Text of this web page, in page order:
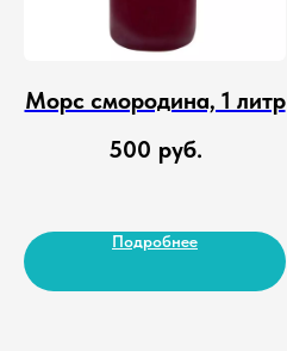
Морс смородина, 1 литр
500 руб.
Подробнее